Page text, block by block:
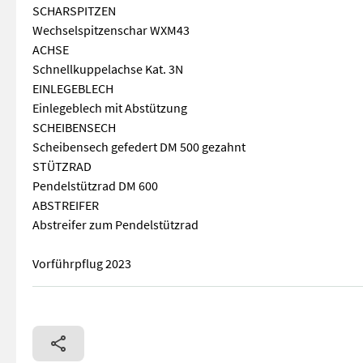
SCHARSPITZEN
Wechselspitzenschar WXM43
ACHSE
Schnellkuppelachse Kat. 3N
EINLEGEBLECH
Einlegeblech mit Abstützung
SCHEIBENSECH
Scheibensech gefedert DM 500 gezahnt
STÜTZRAD
Pendelstützrad DM 600
ABSTREIFER
Abstreifer zum Pendelstützrad
Vorführpflug 2023
Anzahl Schare: 4, Hydraulische Klappung ________